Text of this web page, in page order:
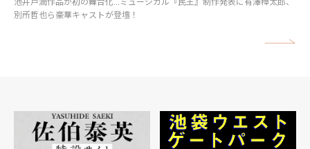
別所哲也ら豪華キャストが登壇！